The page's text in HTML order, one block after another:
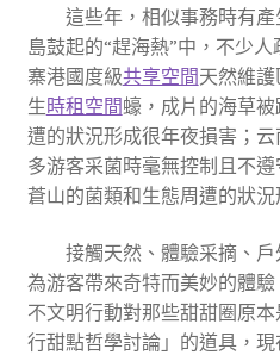
這些年，相似事務時有
島鼓起的“趕海熱”中，不少
寨港國度級共享空間天然維護
生時租空間蠔，成片的海草
遭的狀況形成很年夜損害；
多游客采菌時毫無控制且不
蒼山的菌類和生態周遭的狀況
接觸天然、體驗采摘、
為游客帶來奇特而美妙的體驗
不文明行動對那些甜甜圈原
行甜點哲學討論」的道具，